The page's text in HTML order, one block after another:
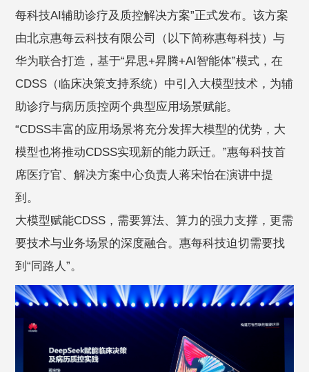
每科技AI辅助诊疗及质控解决方案”正式发布。该方案
由北京惠每云科技有限公司（以下简称惠每科技）与
华为联合打造，基于“昇思+昇腾+AI智能体”模式，在
CDSS（临床决策支持系统）中引入大模型技术，为辅
助诊疗与病历质控两个典型应用场景赋能。
“CDSS丰富的应用场景将充分发挥大模型的优势，大
模型也将推动CDSS实现新的能力跃迁。”惠每科技首
席医疗官、解决方案中心负责人蒋宋怡在演讲中提
到。
大模型赋能CDSS，需要算法、算力的强力支撑，更需
要技术与业务场景的深度融合。惠每科技迫切需要找
到“同路人”。